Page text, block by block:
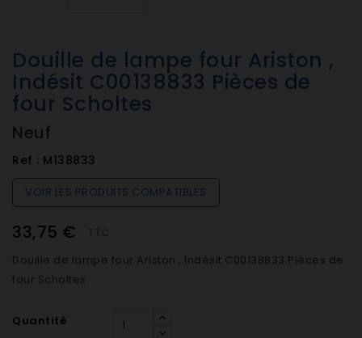
Douille de lampe four Ariston ,
Indésit C00138833 Pièces de
four Scholtes
Neuf
Ref : M138833
VOIR LES PRODUITS COMPATIBLES
33,75 €
Douille de lampe four Ariston , Indésit C00138833 Pièces de
four Scholtes
Quantité